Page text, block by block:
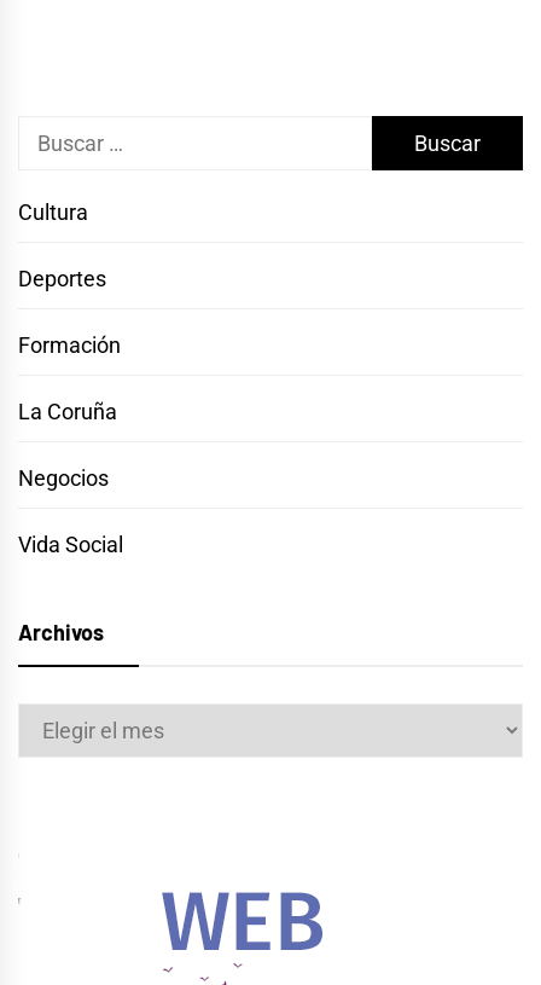
Buscar:
Cultura
Deportes
Formación
La Coruña
Negocios
Vida Social
Archivos
Archivos